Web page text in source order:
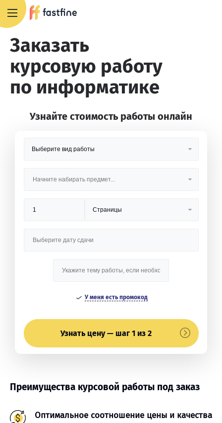
Заказать
курсовую работу
по информатике
Узнайте стоимость работы онлайн
У меня есть промокод
Узнать цену — шаг 1 из 2
Преимущества курсовой работы под заказ
Оптимальное соотношение цены и качества